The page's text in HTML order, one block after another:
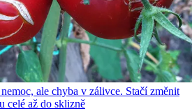
ale chyba v zálivce. Stačí změnit
celé až do sklizně